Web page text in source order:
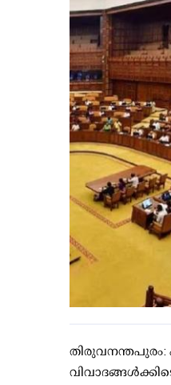
തിരുവനന്തപുരം: